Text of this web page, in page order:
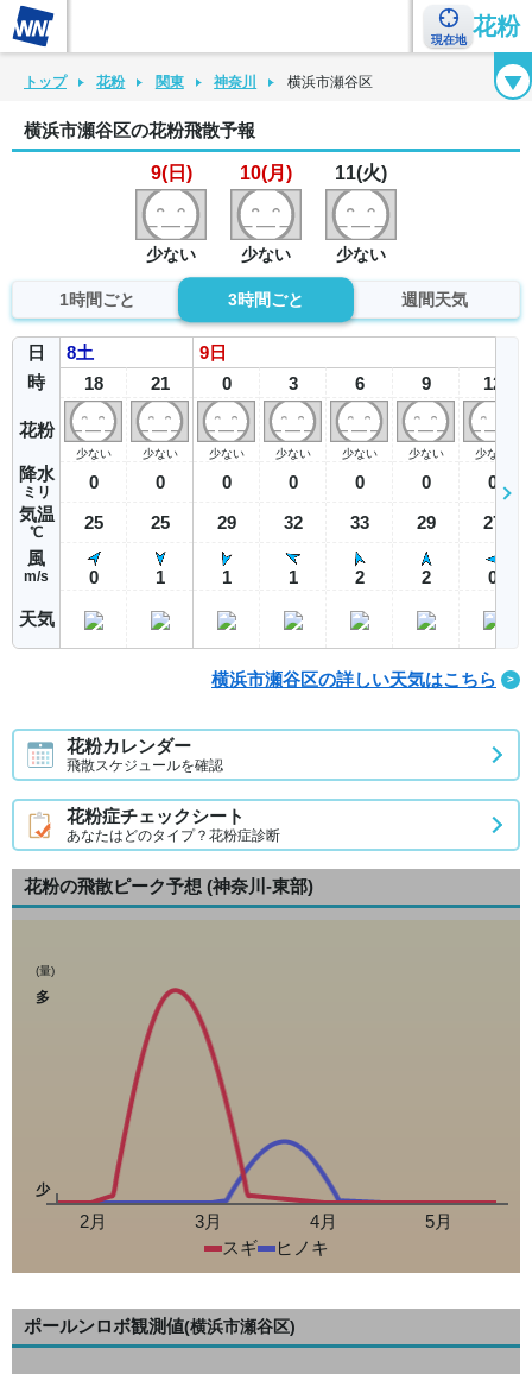
現在地
花粉
花粉カレンダー 花粉図鑑 花粉症チェックシート 花粉症ハンドブック
トップ 花粉 関東 神奈川 横浜市瀬谷区
横浜市瀬谷区の花粉飛散予報
9(日)
少ない
10(月)
少ない
11(火)
少ない
1時間ごと 3時間ごと 週間天気
日
時
花粉
降水
ミリ
気温
℃
風
m/s
天気
8土
18
少ない
0
25
0
21
少ない
0
25
1
9 日
0
少ない
0
29
1
3
少ない
0
32
1
6
少ない
0
33
2
9
少ない
0
29
2
12
少ない
0
27
0
横浜市瀬谷区の詳しい天気はこちら
花粉カレンダー
飛散スケジュールを確認
花粉症チェックシート
あなたはどのタイプ？花粉症診断
花粉の飛散ピーク予想 (神奈川-東部)
(量)
多
少
2月 3月 4月
5月
スギ
ヒノキ
ポールンロボ観測値(横浜市瀬谷区)